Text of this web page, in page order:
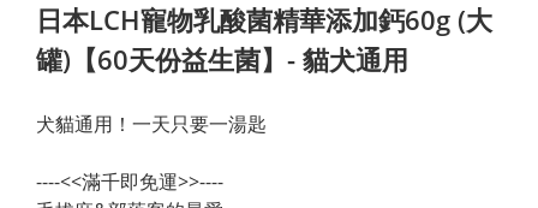
日本LCH寵物乳酸菌精華添加鈣60g (大
罐)【60天份益生菌】- 貓犬通用
犬貓通用！一天只要一湯匙
----<<滿千即免運>>----